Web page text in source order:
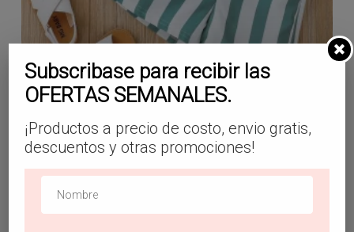
Shorts con cinturón de rayas con camiseta
con estampado de dibujos animados
$16.99
¡Oferta!
Subscribase para recibir las
OFERTAS SEMANALES.
¡Productos a precio de costo, envio gratis,
descuentos y otras promociones!